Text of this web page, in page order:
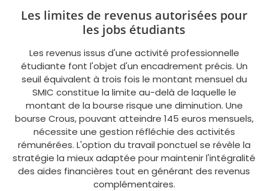
Les limites de revenus autorisées pour
les jobs étudiants
Les revenus issus d'une activité professionnelle
étudiante font l'objet d'un encadrement précis. Un
seuil équivalent à trois fois le montant mensuel du
SMIC constitue la limite au-delà de laquelle le
montant de la bourse risque une diminution. Une
bourse Crous, pouvant atteindre 145 euros mensuels,
nécessite une gestion réfléchie des activités
rémunérées. L'option du travail ponctuel se révèle la
stratégie la mieux adaptée pour maintenir l'intégralité
des aides financières tout en générant des revenus
complémentaires.